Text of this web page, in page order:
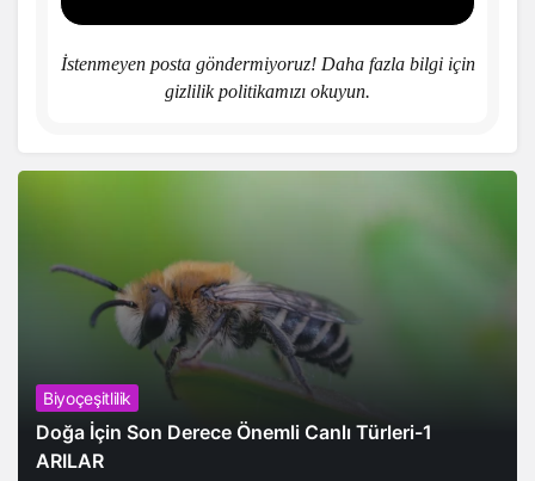
İstenmeyen posta göndermiyoruz! Daha fazla bilgi için
gizlilik politikamızı okuyun.
Biyoçeşitlilik
Doğa İçin Son Derece Önemli Canlı Türleri-1
ARILAR